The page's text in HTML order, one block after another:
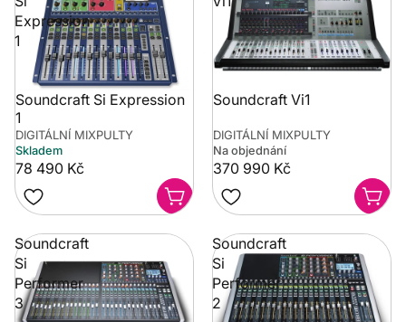
Expression
1
Soundcraft Si Expression
1
DIGITÁLNÍ MIXPULTY
Skladem
78 490 Kč
Soundcraft Vi1
DIGITÁLNÍ MIXPULTY
Na objednání
370 990 Kč
Soundcraft
Si
Performer
3
Soundcraft
Si
Performer
2